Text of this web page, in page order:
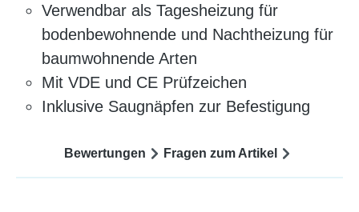
Verwendbar als Tagesheizung für
bodenbewohnende und Nachtheizung für
baumwohnende Arten
Mit VDE und CE Prüfzeichen
Inklusive Saugnäpfen zur Befestigung
Bewertungen Fragen zum Artikel